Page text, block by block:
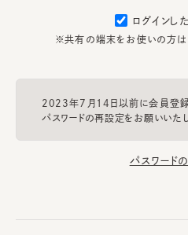
ログインし
※共有の端末をお使いの方は
2023年7月14日以前に会員登録
パスワードの再設定をお願いいたし
パスワード